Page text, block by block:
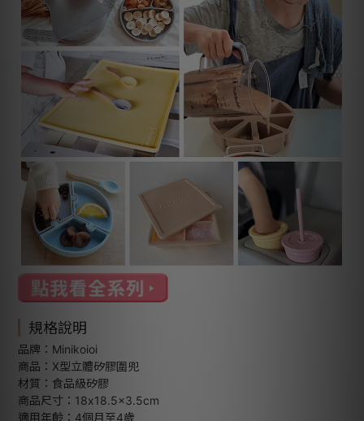
規格說明
品牌：Minikoioi
商品：X型立體矽膠圍兜
材質：食品級矽膠
商品尺寸：18x18.5x3.5cm
適用年齡：4個月至4歲